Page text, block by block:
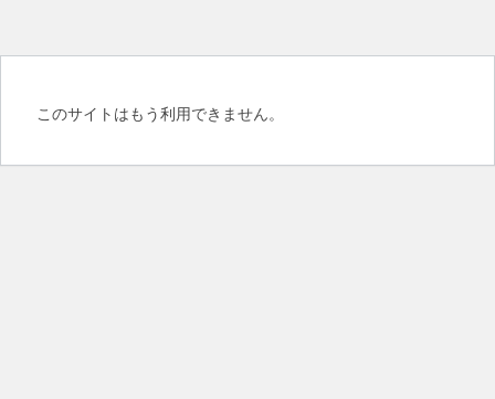
このサイトはもう利用できません。